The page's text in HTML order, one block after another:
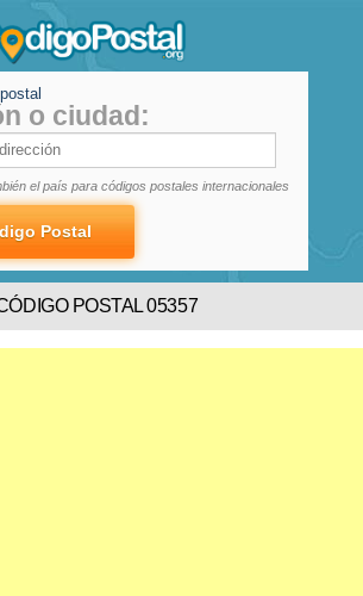
o ciudad:
el país para códigos postales internacionales
POSTAL 05357